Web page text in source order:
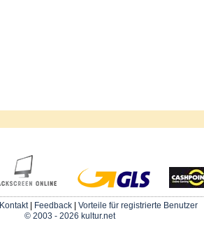
Kontakt| Feedback| Vorteile für registrierte Benutzer
© 2003 - 2026 kultur.net